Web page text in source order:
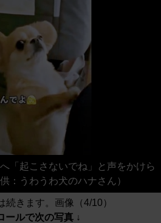
「起こさないでね」と声をかけら
：うわうわ犬のハナさん）
続きます。画像（4/10）
ールで次の写真 ↓